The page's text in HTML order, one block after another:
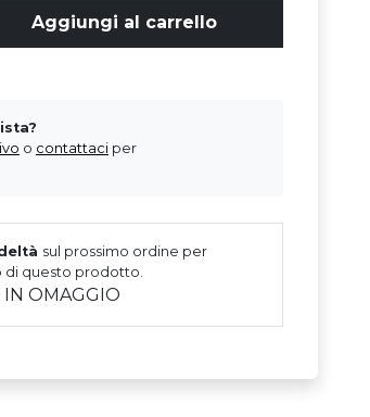
Aggiungi al carrello
o contattaci per
sul prossimo ordine per
di questo prodotto.
IN OMAGGIO